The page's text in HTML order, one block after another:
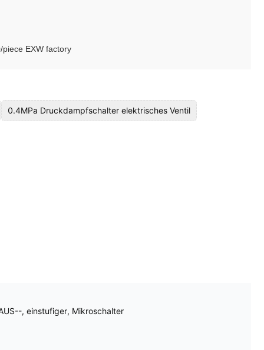
piece EXW factory
0.4MPa Druckdampfschalter elektrisches Ventil
, einstufiger, Mikroschalter